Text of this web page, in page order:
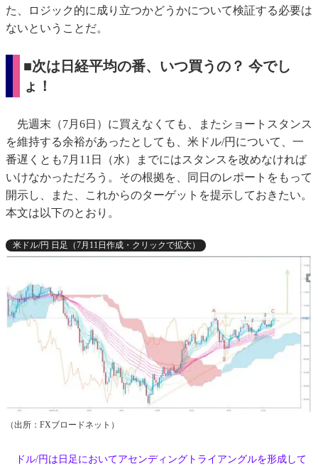
た、ロジック的に成り立つかどうかについて検証する必要は
ないということだ。
■次は日経平均の番、いつ買うの？ 今でし
ょ！
先週末（7月6日）に買えなくても、またショートスタンス
を維持する余裕があったとしても、米ドル/円について、一
番遅くとも7月11日（水）までにはスタンスを改めなければ
いけなかっただろう。その根拠を、同日のレポートをもって
開示し、また、これからのターゲットを提示しておきたい。
本文は以下のとおり。
米ドル/円 日足（7月11日作成・クリックで拡大）
（出所：FXブロードネット）
ドル/円は日足においてアセンディングトライアングルを形成して